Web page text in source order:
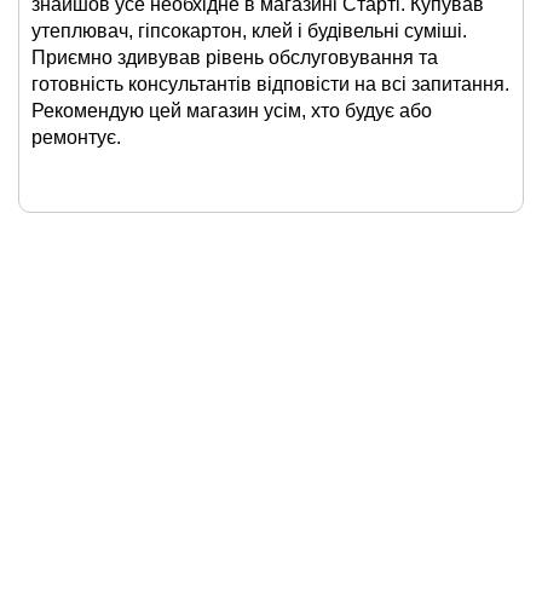
знайшов усе необхідне в магазині Старті. Купував
утеплювач, гіпсокартон, клей і будівельні суміші.
Приємно здивував рівень обслуговування та
готовність консультантів відповісти на всі запитання.
Рекомендую цей магазин усім, хто будує або
ремонтує.